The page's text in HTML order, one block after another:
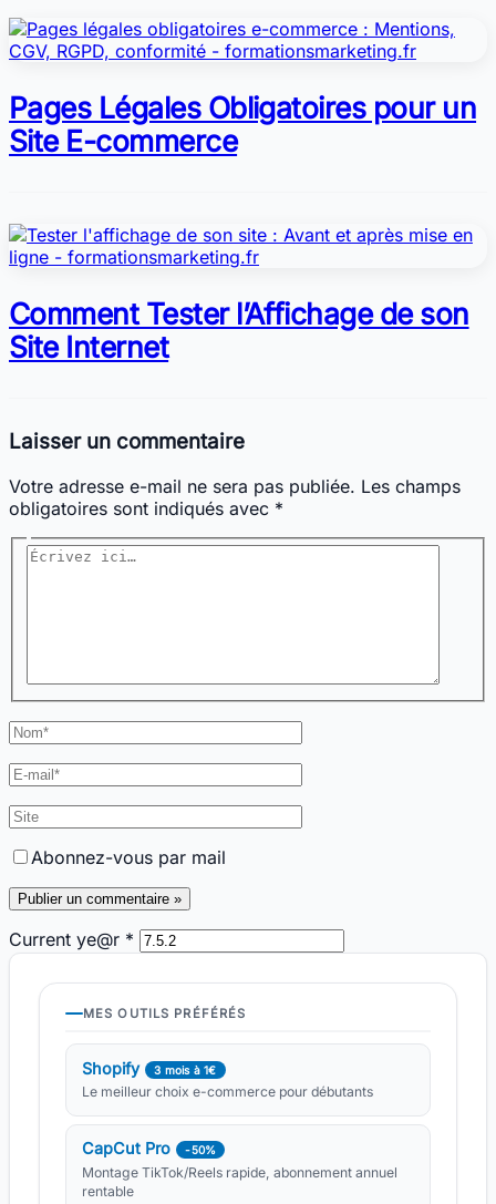
Pages Légales Obligatoires pour un
Site E-commerce
Comment Tester l’Affichage de son
Site Internet
Laisser un commentaire
Votre adresse e-mail ne sera pas publiée. Les champs
obligatoires sont indiqués avec *
Écrivez
Nom*
E-
Site
Abonnez-vous par mail
Current ye@r *
MES OUTILS PRÉFÉRÉS
Shopify 3 mois à 1€
Le meilleur choix e-commerce pour débutants
CapCut Pro -50%
Montage TikTok/Reels rapide, abonnement annuel
rentable